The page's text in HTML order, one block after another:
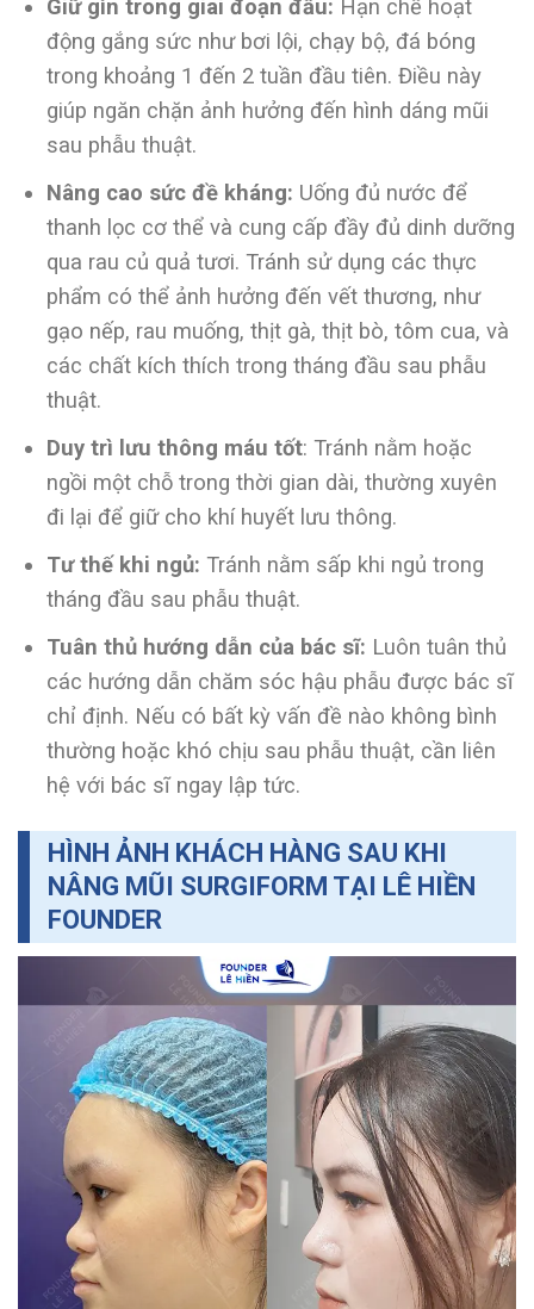
Giữ gìn trong giai đoạn đầu: Hạn chế hoạt
động gắng sức như bơi lội, chạy bộ, đá bóng
trong khoảng 1 đến 2 tuần đầu tiên. Điều này
giúp ngăn chặn ảnh hưởng đến hình dáng mũi
sau phẫu thuật.
Nâng cao sức đề kháng: Uống đủ nước để
thanh lọc cơ thể và cung cấp đầy đủ dinh dưỡng
qua rau củ quả tươi. Tránh sử dụng các thực
phẩm có thể ảnh hưởng đến vết thương, như
gạo nếp, rau muống, thịt gà, thịt bò, tôm cua, và
các chất kích thích trong tháng đầu sau phẫu
thuật.
Duy trì lưu thông máu tốt: Tránh nằm hoặc
ngồi một chỗ trong thời gian dài, thường xuyên
đi lại để giữ cho khí huyết lưu thông.
Tư thế khi ngủ: Tránh nằm sấp khi ngủ trong
tháng đầu sau phẫu thuật.
Tuân thủ hướng dẫn của bác sĩ: Luôn tuân thủ
các hướng dẫn chăm sóc hậu phẫu được bác sĩ
chỉ định. Nếu có bất kỳ vấn đề nào không bình
thường hoặc khó chịu sau phẫu thuật, cần liên
hệ với bác sĩ ngay lập tức.
HÌNH ẢNH KHÁCH HÀNG SAU KHI
NÂNG MŨI SURGIFORM TẠI LÊ HIỀN
FOUNDER